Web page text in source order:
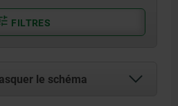
FILTRES
le schéma